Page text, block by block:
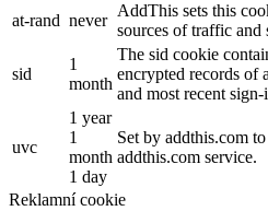
at-rand never
AddThis sets this
sources of traffic and
sid
1
month
The sid cookie
encrypted records of
and most recent
uvc
1 year
1
month
1 day
Set by addthis.com
addthis.com service.
Reklamní cookie